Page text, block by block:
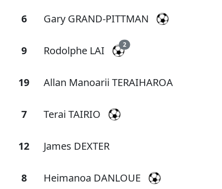
6 Gary GRAND-PITTMAN
9 Rodolphe LAI 2
19 Allan Manoarii TERAIHAROA
7 Terai TAIRIO
12 James DEXTER
8 Heimanoa DANLOUE